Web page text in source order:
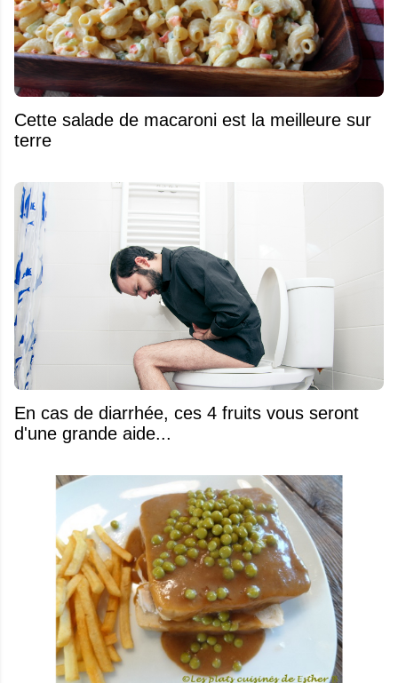
Cette salade de macaroni est la meilleure sur
terre
En cas de diarrhée, ces 4 fruits vous seront
d'une grande aide...